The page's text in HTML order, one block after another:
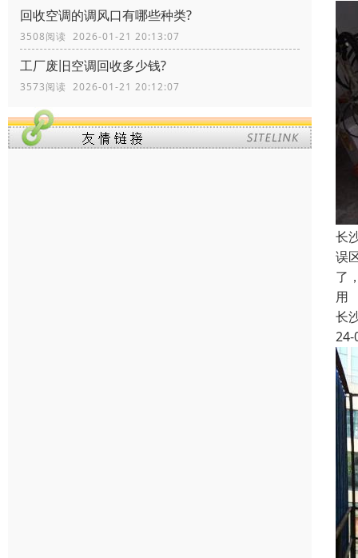
回收空调的调风口有哪些种类?
3508阅读 2026-01-21 20:13:07
工厂废旧空调回收多少钱?
3573阅读 2026-01-21 20:12:07
长
误
了
用
长
24-